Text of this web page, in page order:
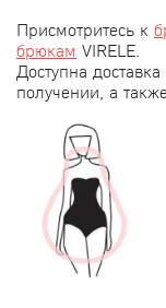
Присмотритесь к
брюкам VIRELE.
Доступна
получении, а